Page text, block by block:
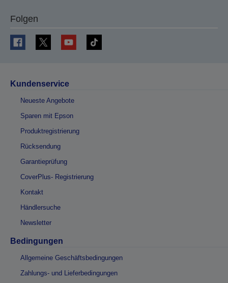
Folgen
Kundenservice
Neueste Angebote
Sparen mit Epson
Produktregistrierung
Rücksendung
Garantieprüfung
CoverPlus- Registrierung
Kontakt
Händlersuche
Newsletter
Bedingungen
Allgemeine Geschäftsbedingungen
Zahlungs- und Lieferbedingungen